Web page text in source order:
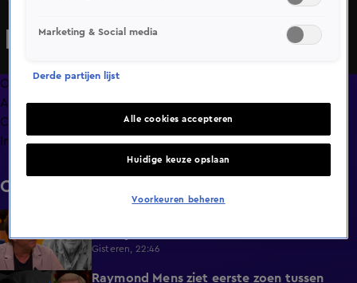
Oranjezomer reageren op dat nieuws.
Overzicht
Afleveringen
Clips
Info
Clips
0:13
Gisteren, 22:46
Raymond Mens ziet eerste zoen tussen
Marketing & Social media
Derde partijen lijst
Alle cookies accepteren
Huidige keuze opslaan
Voorkeuren beheren